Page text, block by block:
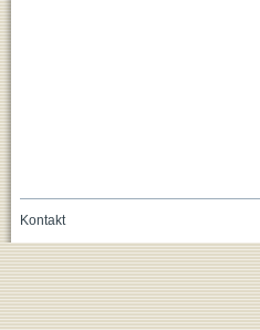
Kontakt